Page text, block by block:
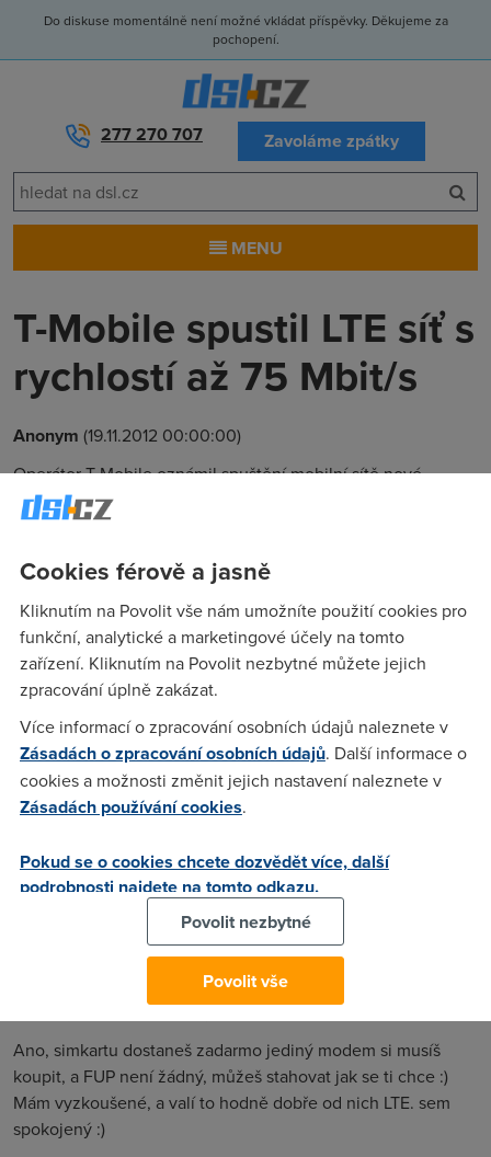
Do diskuse momentálně není možné vkládat příspěvky. Děkujeme za
pochopení.
277 270 707 Zavoláme zpátky
MENU
T-Mobile spustil LTE síť s
rychlostí až 75 Mbit/s
Anonym (19.11.2012 00:00:00)
Operátor T-Mobile oznámil spuštění mobilní sítě nové
generace, tzv. LTE, v Mladé Boleslavi. Maximální teoretická
rychlost, které lze v této síti dosáhnout, činí 72 Mbit/s. V
Mobile slibuje, že v příštím roce zahájí výstavu LTE ve
větších měřítkách. V současnosti má v provozu devatenáct
vysílačů v Mladé Boleslavi a Kosmonosech.
Petr
Zadarmo? Pořízení modemu za takový prachy a pak měsíční
útrata je zadarmo? A o FUP taky žádné info. To je zase
novinka...
JT(19.11.2012 18:20:03)
To je jako ten slavný tweet u O2. Každých 10 minut připojíme
bla bla... co stihnete za 10minut Vy? -> Protočit vaši FUP :-D
(20.11.2012 14:12:10)
Ano, simkartu dostaneš zadarmo jediný modem si musíš
koupit, a FUP není žádný, můžeš stahovat jak se ti chce :)
Mám vyzkoušené, a valí to hodně dobře od nich LTE. sem
spokojený :)
Cookies férově a jasně
Kliknutím na Povolit vše nám umožníte použití cookies pro
funkční, analytické a marketingové účely na tomto
zařízení. Kliknutím na Povolit nezbytné můžete jejich
zpracování úplně zakázat.
Více informací o zpracování osobních údajů naleznete v
Zásadách o zpracování osobních údajů. Další informace o
cookies a možnosti změnit jejich nastavení naleznete v
Zásadách používání cookies.
Pokud se o cookies chcete dozvědět více, další
podrobnosti najdete na tomto odkazu.
Povolit nezbytné
Povolit vše